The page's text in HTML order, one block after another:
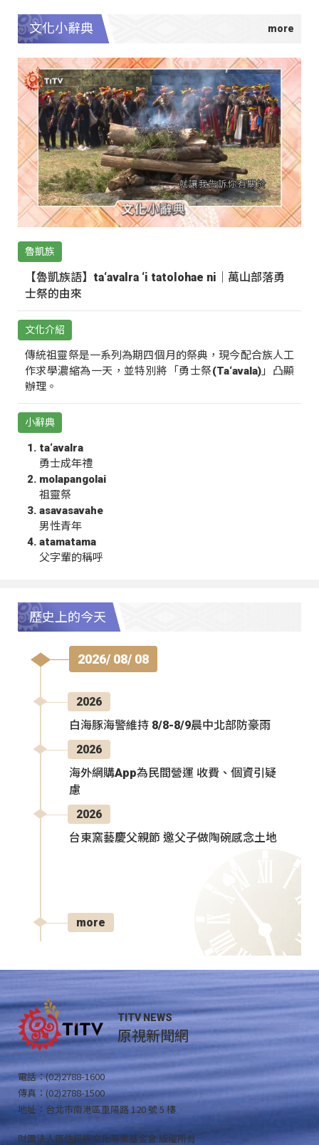
文化小辭典
魯凱族
【魯凱族語】ta‘avalra ‘i tatolohae ni｜萬山部落勇
士祭的由來
文化介紹
傳統祖靈祭是一系列為期四個月的祭典，現今配合族人工
作求學濃縮為一天，並特別將「勇士祭(Ta‘avala)」凸顯
辦理。
小辭典
ta‘avalra
勇士成年禮
molapangolai
祖靈祭
asavasavahe
男性青年
atamatama
父字輩的稱呼
歷史上的今天
2026/ 08/ 08
2026
白海豚海警維持 8/8-8/9晨中北部防豪雨
2026
海外網購App為民間營運 收費、個資引疑
慮
2026
台東窯藝慶父親節 邀父子做陶碗感念土地
more
TITV NEWS
原視新聞網
電話：(02)2788-1600
傳真：(02)2788-1500
地址：台北市南港區重陽路 120 號 5 樓
財團法人原住民族文化事業基金會 版權所有